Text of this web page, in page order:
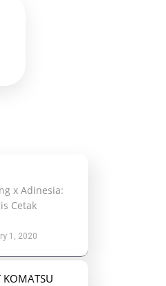
x Adinesia:
Cetak
1, 2020
KOMATSU